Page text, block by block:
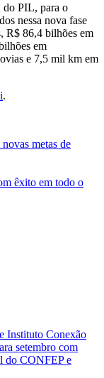
do PIL, para o
nessa nova fase
R$ 86,4 bilhões em
em
e 7,5 mil km em
.
metas de
êxito em todo o
Instituto Conexão
setembro com
do CONFEP e